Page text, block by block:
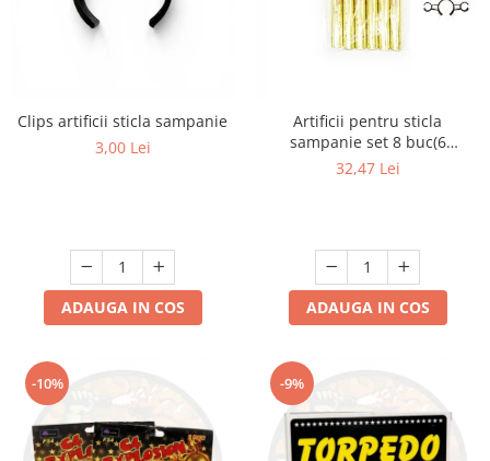
Clips artificii sticla sampanie
3,00 Lei
ADAUGA IN COS
Artificii pentru sticla
sampanie set 8 buc(6
artificii+2cleme)
32,47 Lei
ADAUGA IN COS
-10% -9%